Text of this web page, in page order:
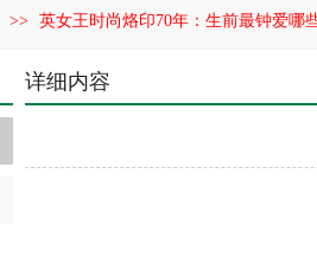
>> 英女王时尚烙印70年：生前最钟爱哪
详细内容